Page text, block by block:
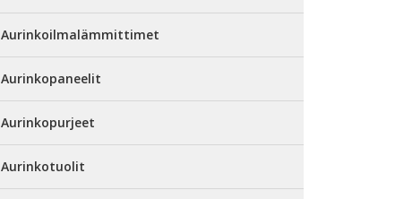
Aurinkoilmalämmittimet
Aurinkopaneelit
Aurinkopurjeet
Aurinkotuolit